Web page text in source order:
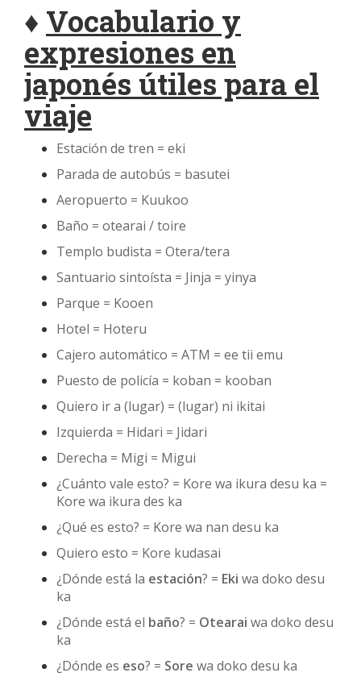
♦ Vocabulario y
expresiones en
japonés útiles para el
viaje
Estación de tren = eki
Parada de autobús = basutei
Aeropuerto = Kuukoo
Baño = otearai / toire
Templo budista = Otera/tera
Santuario sintoísta = Jinja = yinya
Parque = Kooen
Hotel = Hoteru
Cajero automático = ATM = ee tii emu
Puesto de policía = koban = kooban
Quiero ir a (lugar) = (lugar) ni ikitai
Izquierda = Hidari = Jidari
Derecha = Migi = Migui
¿Cuánto vale esto? = Kore wa ikura desu ka =
Kore wa ikura des ka
¿Qué es esto? = Kore wa nan desu ka
Quiero esto = Kore kudasai
¿Dónde está la estación? = Eki wa doko desu
ka
¿Dónde está el baño? = Otearai wa doko desu
ka
¿Dónde es eso? = Sore wa doko desu ka